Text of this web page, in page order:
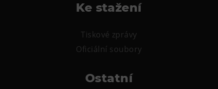
Restaurace VP ART
Ke stažení
Tiskové zprávy
Oficiální soubory
Ostatní